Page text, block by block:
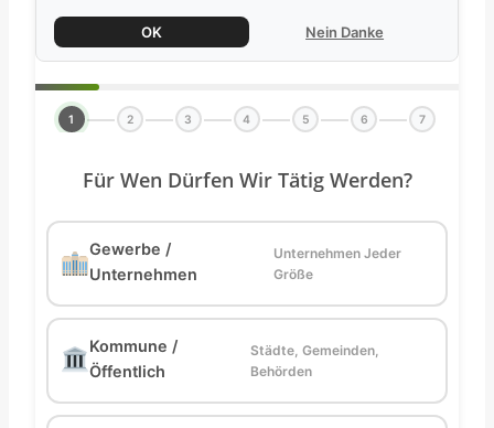
OK Nein Danke
1 2 3 4 5 6 7
Für Wen Dürfen Wir Tätig Werden?
Gewerbe /
Unternehmen
Unternehmen Jeder
Größe
Kommune /
Öffentlich
Städte, Gemeinden,
Behörden